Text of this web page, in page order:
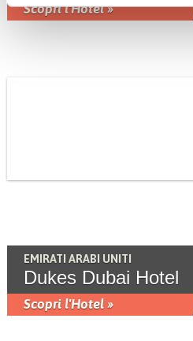
Scopri l'Hotel »
EMIRATI ARABI UNITI
Dukes Dubai Hotel
Scopri l'Hotel »